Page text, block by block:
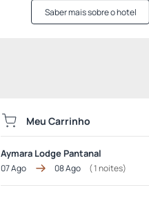
Saber mais sobre o hotel
Meu Carrinho
Aymara Lodge Pantanal
07 Ago 08 Ago (1noites)